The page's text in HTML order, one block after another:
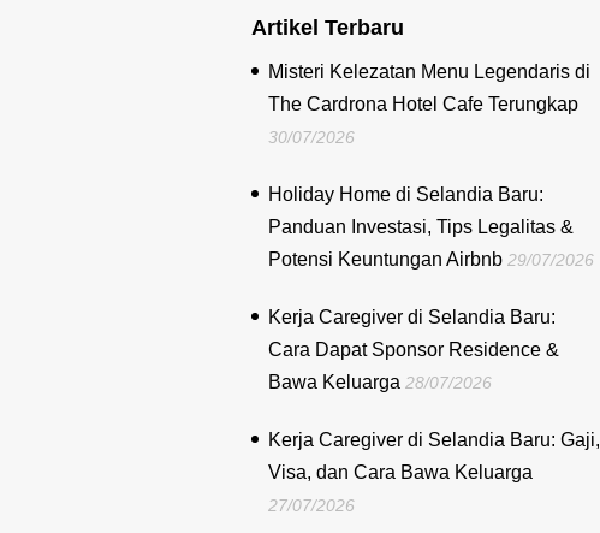
Artikel Terbaru
Misteri Kelezatan Menu Legendaris di
The Cardrona Hotel Cafe Terungkap
30/07/2026
Holiday Home di Selandia Baru:
Panduan Investasi, Tips Legalitas &
Potensi Keuntungan Airbnb 29/07/2026
Kerja Caregiver di Selandia Baru:
Cara Dapat Sponsor Residence &
Bawa Keluarga 28/07/2026
Kerja Caregiver di Selandia Baru: Gaji,
Visa, dan Cara Bawa Keluarga
27/07/2026